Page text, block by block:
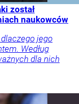
został
naukowców
jego
Według
dla nich